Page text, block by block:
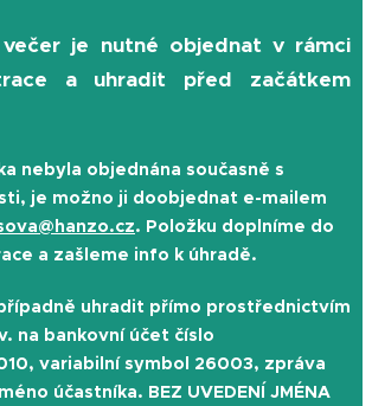
večer je nutné objednat v rámci
a uhradit před začátkem
nebyla objednána současně s
je možno ji doobjednat e-mailem
. Položku doplníme do
a zašleme info k úhradě.
uhradit přímo prostřednictvím
na bankovní účet číslo
variabilní symbol 26003, zpráva
účastníka. BEZ UVEDENÍ JMÉNA